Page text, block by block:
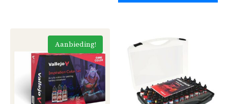
Aanbieding!